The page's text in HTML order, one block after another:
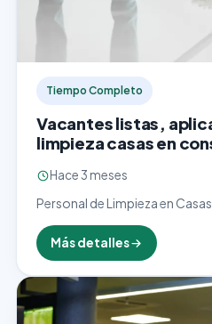
Tiempo Completo
Vacantes listas,
limpieza casas en
Hace 3 meses
Personal de Limpieza en
la Presentación Final El
construcción desempeña un
Más detalles